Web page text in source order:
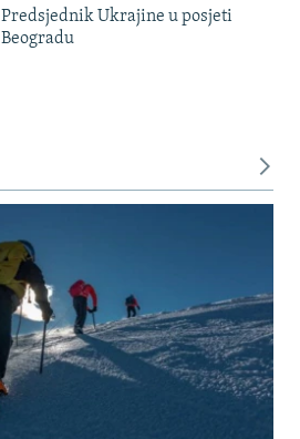
Predsjednik Ukrajine u posjeti
Beogradu